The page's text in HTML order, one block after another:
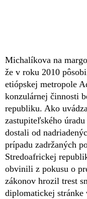
Michalíkova na
že v roku 2010
etiópskej metropole
konzulárnej činnosti
republiku. Ako
zastupiteľského
dostali od
prípadu zadržaných
Stredoafrickej
obvinili z pokusu o
zákonov hrozil trest
diplomatickej